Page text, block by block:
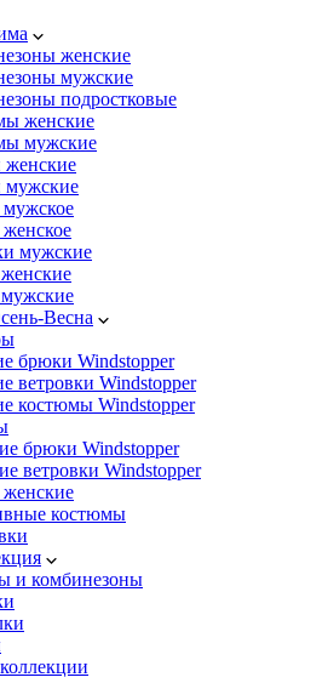
женские
мужские
подростковые
женские
мужские
женские
мужские
мужское
мужские
Весна
брюки Windstopper
ветровки Windstopper
костюмы Windstopper
брюки Windstopper
ветровки Windstopper
костюмы
и комбинезоны